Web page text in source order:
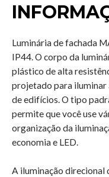
Luminária de fachada
IP44. O corpo da
plástico de alta
projetado para iluminar
de edifícios. O tipo
permite que você use
organização da
economia e LED.
A iluminação direcional